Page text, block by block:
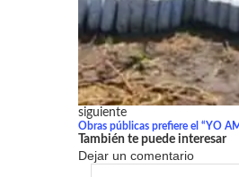
siguiente
Obras públicas prefiere el “YO
También te puede interesar
Dejar un comentario